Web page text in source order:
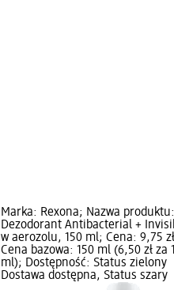
Marka: Rexona; Nazwa produktu:
Dezodorant Antibacterial +
w aerozolu, 150 ml; Cena: 9,75
Cena bazowa: 150 ml (6,50 zł za
ml); Dostępność: Status zielony
Dostawa dostępna, Status szary